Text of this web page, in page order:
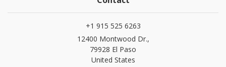
+1 915 525 6263
12400 Montwood Dr.,
79928 El Paso
United States